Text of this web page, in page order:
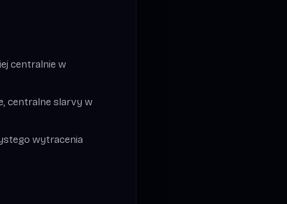
centralnie w
centralne slarvy w
wytracenia